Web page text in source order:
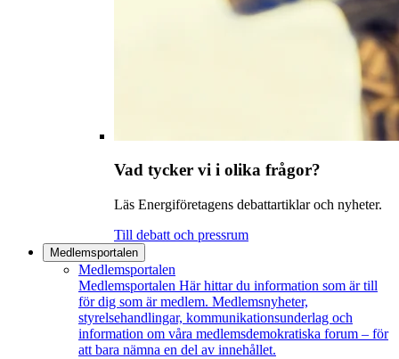
Vad tycker vi i olika frågor?
Läs Energiföretagens debattartiklar och nyheter.
Till debatt och pressrum
Medlemsportalen
Medlemsportalen
Medlemsportalen Här hittar du information som är till
för dig som är medlem. Medlemsnyheter,
styrelsehandlingar, kommunikationsunderlag och
information om våra medlemsdemokratiska forum – för
att bara nämna en del av innehållet.